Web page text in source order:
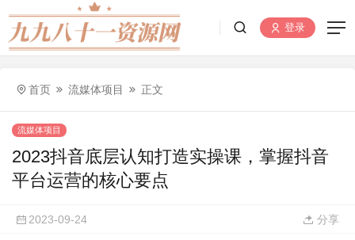
登录
首页 流媒体项目 正文
流媒体项目
2023抖音底层认知打造实操课，掌握抖音
平台运营的核心要点
2023-09-24 分享